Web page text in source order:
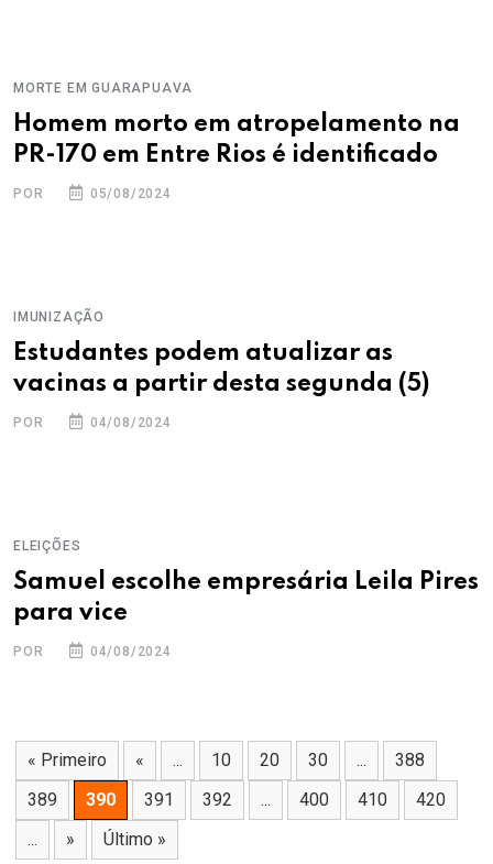
MORTE EM GUARAPUAVA
Homem morto em atropelamento na
PR-170 em Entre Rios é identificado
POR 05/08/2024
IMUNIZAÇÃO
Estudantes podem atualizar as
vacinas a partir desta segunda (5)
POR 04/08/2024
ELEIÇÕES
Samuel escolhe empresária Leila Pires
para vice
POR 04/08/2024
« Primeiro « ... 10 20 30 ...
388
389
390 391 392 ... 400 410
420
...
» Último »